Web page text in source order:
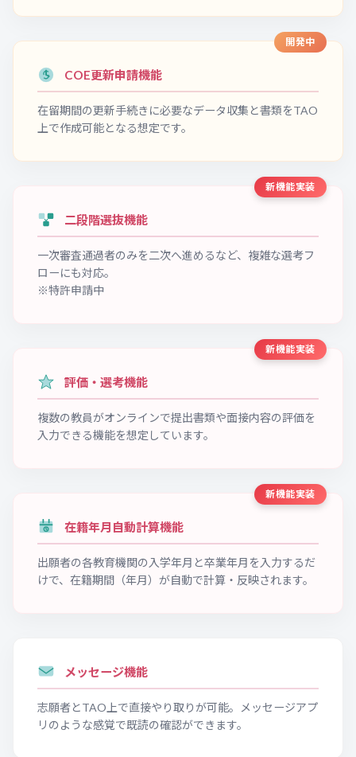
開発中
COE更新申請機能
在留期間の更新手続きに必要なデータ収集と書類をTAO
上で作成可能となる想定です。
新機能実装
二段階選抜機能
一次審査通過者のみを二次へ進めるなど、複雑な選考フ
ローにも対応。
※特許申請中
新機能実装
評価・選考機能
複数の教員がオンラインで提出書類や面接内容の評価を
入力できる機能を想定しています。
新機能実装
在籍年月自動計算機能
出願者の各教育機関の入学年月と卒業年月を入力するだ
けで、在籍期間（年月）が自動で計算・反映されます。
メッセージ機能
志願者とTAO上で直接やり取りが可能。メッセージアプ
リのような感覚で既読の確認ができます。